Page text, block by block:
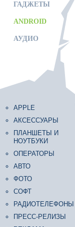
ГАДЖЕТЫ
ANDROID
АУДИО
APPLE
АКСЕССУАРЫ
ПЛАНШЕТЫ И
НОУТБУКИ
ОПЕРАТОРЫ
АВТО
ФОТО
СОФТ
РАДИОТЕЛЕФОНЫ
ПРЕСС-РЕЛИЗЫ